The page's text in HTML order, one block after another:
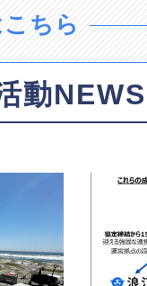
ちら
動NEWS